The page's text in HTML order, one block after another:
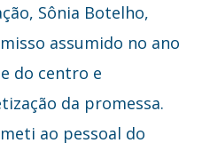
Sônia Botelho,
assumido no ano
do centro e
da promessa.
ao pessoal do